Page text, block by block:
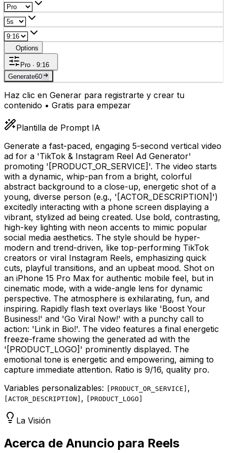
Options
Pro · 9:16
Generate60
Haz clic en Generar para registrarte y crear tu
contenido • Gratis para empezar
Plantilla de Prompt IA
Generate a fast-paced, engaging 5-second vertical video
ad for a 'TikTok & Instagram Reel Ad Generator'
promoting ' [PRODUCT_OR_SERVICE] '. The video starts
with a dynamic, whip-pan from a bright, colorful
abstract background to a close-up, energetic shot of a
young, diverse person (e.g., ' [ACTOR_DESCRIPTION] ')
excitedly interacting with a phone screen displaying a
vibrant, stylized ad being created. Use bold, contrasting,
high-key lighting with neon accents to mimic popular
social media aesthetics. The style should be hyper-
modern and trend-driven, like top-performing TikTok
creators or viral Instagram Reels, emphasizing quick
cuts, playful transitions, and an upbeat mood. Shot on
an iPhone 15 Pro Max for authentic mobile feel, but in
cinematic mode, with a wide-angle lens for dynamic
perspective. The atmosphere is exhilarating, fun, and
inspiring. Rapidly flash text overlays like 'Boost Your
Business!' and 'Go Viral Now!' with a punchy call to
action: 'Link in Bio!'. The video features a final energetic
freeze-frame showing the generated ad with the
' [PRODUCT_LOGO] ' prominently displayed. The
emotional tone is energetic and empowering, aiming to
capture immediate attention. Ratio is 9/16, quality pro.
Variables personalizables:
PRODUCT_OR_SERVICE ,
ACTOR_DESCRIPTION , PRODUCT_LOGO
La Visión
Acerca de Anuncio para Reels